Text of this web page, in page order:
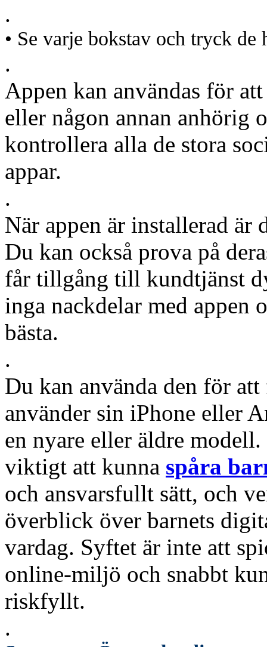
.
• Se varje bokstav och tryck de
.
Appen kan användas för
eller någon annan anhörig
kontrollera alla de stora
appar.
.
När appen är installerad
Du kan också prova på
får tillgång till kundtjänst
inga nackdelar med appen
bästa.
.
Du kan använda den för
använder sin iPhone eller
en nyare eller äldre
viktigt att kunna spåra
och ansvarsfullt sätt, och
överblick över barnets
vardag. Syftet är inte att
online-miljö och snabbt
riskfyllt.
.